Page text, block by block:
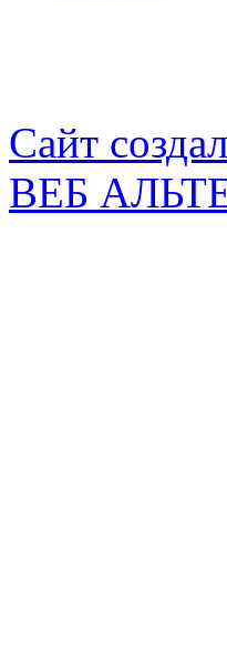
Сайт
ВЕБ